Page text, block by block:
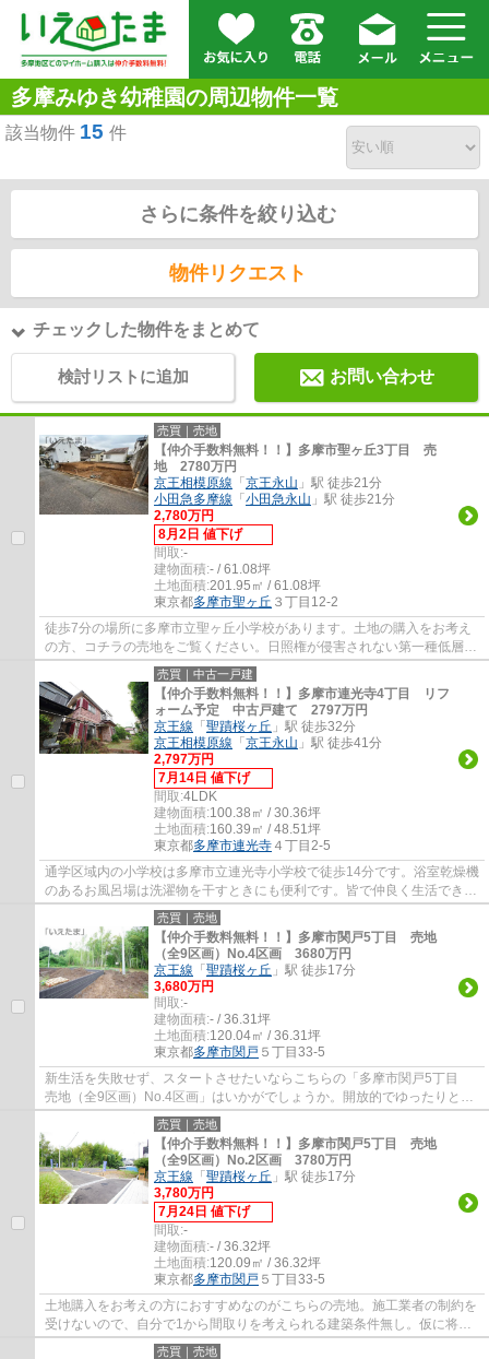
多摩みゆき幼稚園の周辺物件一覧
該当物件 15 件
さらに条件を絞り込む
物件リクエスト
チェックした物件をまとめて
検討リストに追加 お問い合わせ
売買｜売地
【仲介手数料無料！！】多摩市聖ヶ丘3丁目 売
地 2780万円
京王相模原線 「京王永山 」駅 徒歩21分
小田急多摩線 「小田急永山 」駅 徒歩21分
2,780万円
8月2日 値下げ
間取:-
建物面積:- / 61.08坪
土地面積:201.95㎡ / 61.08坪
東京都多摩市聖ヶ丘 ３丁目12-2
徒歩7分の場所に多摩市立聖ヶ丘小学校があります。土地の購入をお考え
の方、コチラの売地をご覧ください。日照権が侵害されない第一種低層住
居専用地域なので、将来の住まいも安心です...
売買｜中古一戸建
【仲介手数料無料！！】多摩市連光寺4丁目 リフ
ォーム予定 中古戸建て 2797万円
京王線 「聖蹟桜ヶ丘 」駅 徒歩32分
京王相模原線 「京王永山 」駅 徒歩41分
2,797万円
7月14日 値下げ
間取:4LDK
建物面積:100.38㎡ / 30.36坪
土地面積:160.39㎡ / 48.51坪
東京都多摩市連光寺 ４丁目2-5
通学区域内の小学校は多摩市立連光寺小学校で徒歩14分です。浴室乾燥機
のあるお風呂場は洗濯物を干すときにも便利です。皆で仲良く生活できる
4LDKの物件情報はこちらです。多摩市に新...
売買｜売地
【仲介手数料無料！！】多摩市関戸5丁目 売地
（全9区画）No.4区画 3680万円
京王線 「聖蹟桜ヶ丘 」駅 徒歩17分
3,680万円
間取:-
建物面積:- / 36.31坪
土地面積:120.04㎡ / 36.31坪
東京都多摩市関戸 ５丁目33-5
新生活を失敗せず、スタートさせたいならこちらの「多摩市関戸5丁目
売地（全9区画）No.4区画」はいかがでしょうか。開放的でゆったりとし
た街並みの第一種低層住居専用地域での生活...
売買｜売地
【仲介手数料無料！！】多摩市関戸5丁目 売地
（全9区画）No.2区画 3780万円
京王線 「聖蹟桜ヶ丘 」駅 徒歩17分
3,780万円
7月24日 値下げ
間取:-
建物面積:- / 36.32坪
土地面積:120.09㎡ / 36.32坪
東京都多摩市関戸 ５丁目33-5
土地購入をお考えの方におすすめなのがこちらの売地。施工業者の制約を
受けないので、自分で1から間取りを考えられる建築条件無し。仮に将来
その土地を売ることになった時に、大きな価...
売買｜売地